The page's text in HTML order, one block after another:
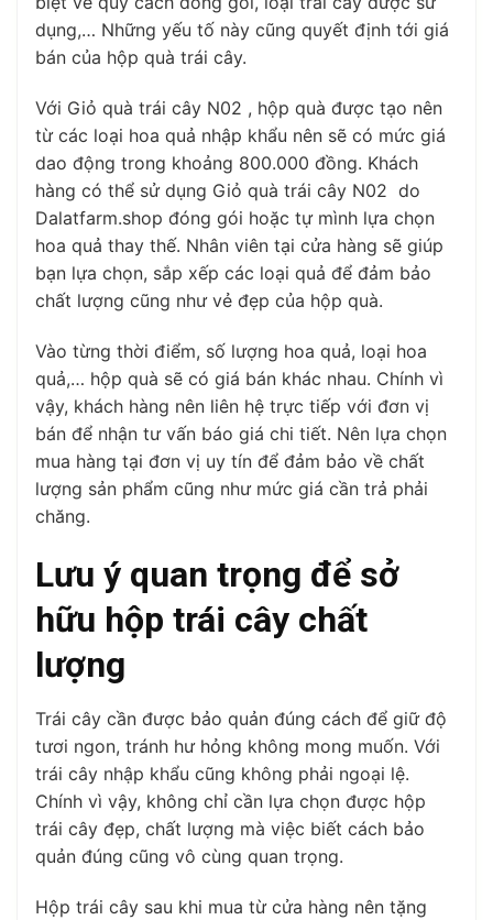
dụng,… Những yếu tố này cũng quyết định tới giá
bán của hộp quà trái cây.
Với Giỏ quà trái cây N02 , hộp quà được tạo nên
từ các loại hoa quả nhập khẩu nên sẽ có mức giá
dao động trong khoảng 800.000 đồng. Khách
hàng có thể sử dụng Giỏ quà trái cây N02 do
Dalatfarm.shop đóng gói hoặc tự mình lựa chọn
hoa quả thay thế. Nhân viên tại cửa hàng sẽ giúp
bạn lựa chọn, sắp xếp các loại quả để đảm bảo
chất lượng cũng như vẻ đẹp của hộp quà.
Vào từng thời điểm, số lượng hoa quả, loại hoa
quả,… hộp quà sẽ có giá bán khác nhau. Chính vì
vậy, khách hàng nên liên hệ trực tiếp với đơn vị
bán để nhận tư vấn báo giá chi tiết. Nên lựa chọn
mua hàng tại đơn vị uy tín để đảm bảo về chất
lượng sản phẩm cũng như mức giá cần trả phải
chăng.
Lưu ý quan trọng để sở
hữu hộp trái cây chất
lượng
Trái cây cần được bảo quản đúng cách để giữ độ
tươi ngon, tránh hư hỏng không mong muốn. Với
trái cây nhập khẩu cũng không phải ngoại lệ.
Chính vì vậy, không chỉ cần lựa chọn được hộp
trái cây đẹp, chất lượng mà việc biết cách bảo
quản đúng cũng vô cùng quan trọng.
Hộp trái cây sau khi mua từ cửa hàng nên tặng